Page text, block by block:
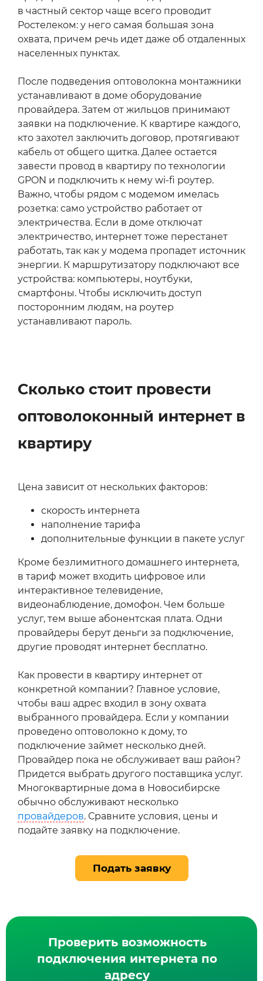
в частный сектор чаще всего проводит
Ростелеком: у него самая большая зона
охвата, причем речь идет даже об отдаленных
населенных пунктах.
После подведения оптоволокна монтажники
устанавливают в доме оборудование
провайдера. Затем от жильцов принимают
заявки на подключение. К квартире каждого,
кто захотел заключить договор, протягивают
кабель от общего щитка. Далее остается
завести провод в квартиру по технологии
GPON и подключить к нему wi-fi роутер.
Важно, чтобы рядом с модемом имелась
розетка: само устройство работает от
электричества. Если в доме отключат
электричество, интернет тоже перестанет
работать, так как у модема пропадет источник
энергии. К маршрутизатору подключают все
устройства: компьютеры, ноутбуки,
смартфоны. Чтобы исключить доступ
посторонним людям, на роутер
устанавливают пароль.
Сколько стоит провести
оптоволоконный интернет в
квартиру
Цена зависит от нескольких факторов:
скорость интернета
наполнение тарифа
дополнительные функции в пакете услуг
Кроме безлимитного домашнего интернета,
в тариф может входить цифровое или
интерактивное телевидение,
видеонаблюдение, домофон. Чем больше
услуг, тем выше абонентская плата. Одни
провайдеры берут деньги за подключение,
другие проводят интернет бесплатно.
Как провести в квартиру интернет от
конкретной компании? Главное условие,
чтобы ваш адрес входил в зону охвата
выбранного провайдера. Если у компании
проведено оптоволокно к дому, то
подключение займет несколько дней.
Провайдер пока не обслуживает ваш район?
Придется выбрать другого поставщика услуг.
Многоквартирные дома в Новосибирске
обычно обслуживают несколько
провайдеров. Сравните условия, цены и
подайте заявку на подключение.
Подать заявку
Проверить возможность
подключения интернета по
адресу